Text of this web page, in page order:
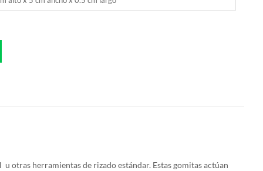
otras herramientas de rizado estándar. Estas gomitas actúan